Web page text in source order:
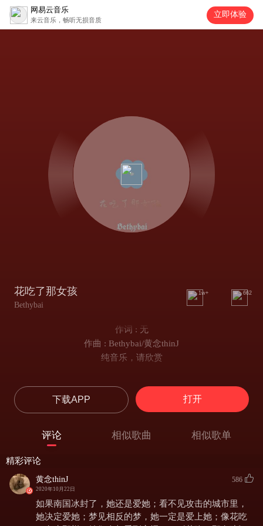
网易云音乐
来云音乐，畅听无损音质
立即体验
花吃了那女孩
Bethybai
1w+ 662
作词 : 无
作曲 : Bethybai/黄念thinJ
纯音乐，请欣赏
下载APP 打开
评论 相似歌曲 相似歌单
精彩评论
黄念thinJ
2020年10月22日
586
如果南国冰封了，她还是爱她；看不见攻击的城市里，
她决定爱她；梦见相反的梦，她一定是爱上她；像花吃